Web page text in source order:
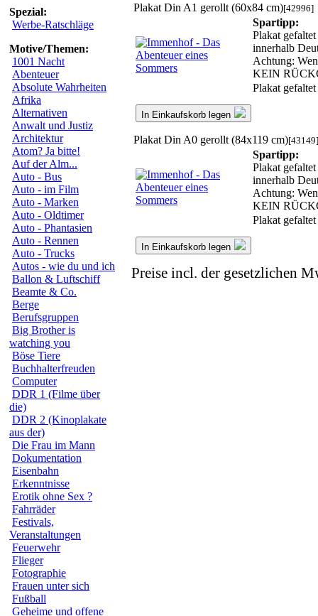
Spezial:
Werbe-Ratschläge
Motive/Themen:
1001 Nacht
Abenteuer
Absolute Wahrheiten
Afrika
Alternativen
Anwalt und Justiz
Architektur
Atom? Ja bitte!
Auf der Alm...
Auto - Bus
Auto - im Film
Auto - Marken
Auto - Oldtimer
Auto - Phantasien
Auto - Rennen
Auto - Trucks
Autos - wie du und ich
Ballon & Luftschiff
Beamte & Co.
Berge
Berufsgruppen
Big Brother is
watching you
Böse Tiere
Buchhalterfreuden
Computer
DDR 1 (Filme über
die)
DDR 2 (Kinoplakate
aus der)
Die Frau im Mann
Dokumentation
Eisenbahn
Erkenntnisse
Erotik ohne Sex ?
Fahrräder
Festivals,
Veranstaltungen
Feuerwehr
Flieger
Fotographie
Frauen unter sich
Fußball
Geheime und offene
Plakat Din A1 gerollt (60x84 cm)[42996]
Spartipp:
Plakat
innerhalb
Achtung:
KEIN
Plakat
In Einkaufskorb legen
Plakat Din A0 gerollt (84x119 cm)[43149]
Spartipp:
Plakat
innerhalb
Achtung:
KEIN
Plakat
In Einkaufskorb legen
Preise incl. der gesetzlichen